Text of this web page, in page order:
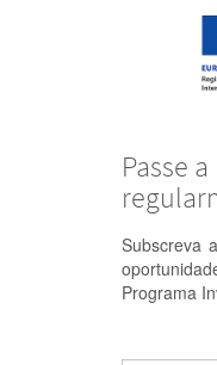
Passe
Subscreva
Programa